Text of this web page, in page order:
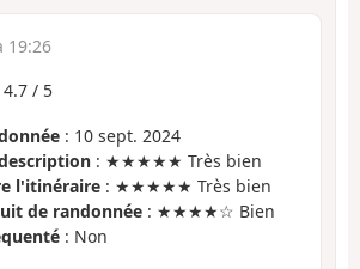
19:26
4.7 / 5
: 10 sept. 2024
: ★★★★★ Très bien
l'itinéraire : ★★★★★ Très bien
de randonnée : ★★★★☆ Bien
: Non